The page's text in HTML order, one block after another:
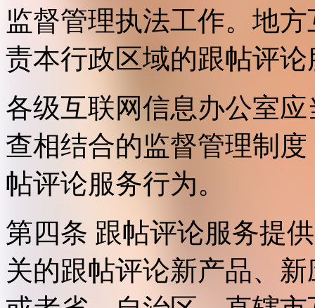
监督管理执法工作。地
责本行政区域的跟帖评
各级互联网信息办公室
查相结合的监督管理制
帖评论服务行为。
第四条 跟帖评论服务提
关的跟帖评论新产品、